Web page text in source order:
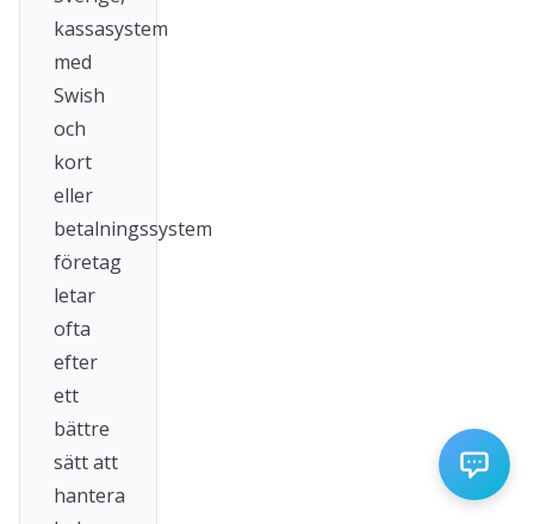
kassasystem
med
Swish
och
kort
eller
betalningssystem
företag
letar
ofta
efter
ett
bättre
sätt att
hantera